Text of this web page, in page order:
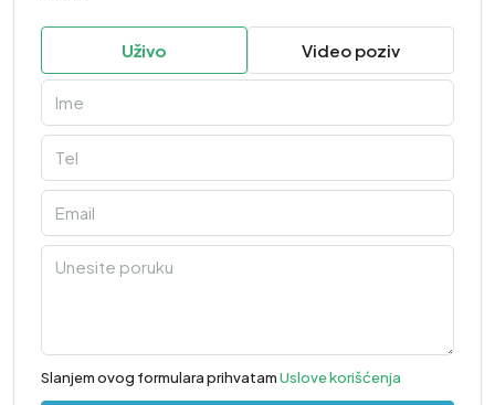
Uživo Video poziv
Slanjem ovog formulara prihvatamUslove korišćenja